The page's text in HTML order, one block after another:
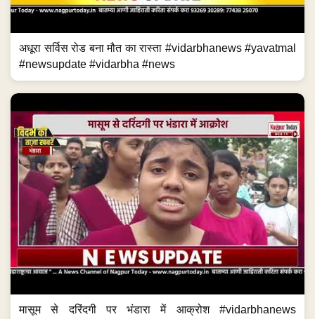
अधूरा सर्विस रोड बना मौत का रास्ता #vidarbhanews #yavatmal
#newsupdate #vidarbha #news
मासूम से दरिंदगी पर भंडारा में आक्रोश #vidarbhanews